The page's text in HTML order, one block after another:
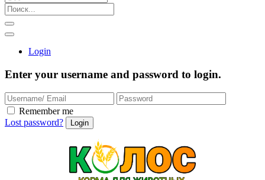
Login
Enter your username and password to login.
Remember me
Lost password?